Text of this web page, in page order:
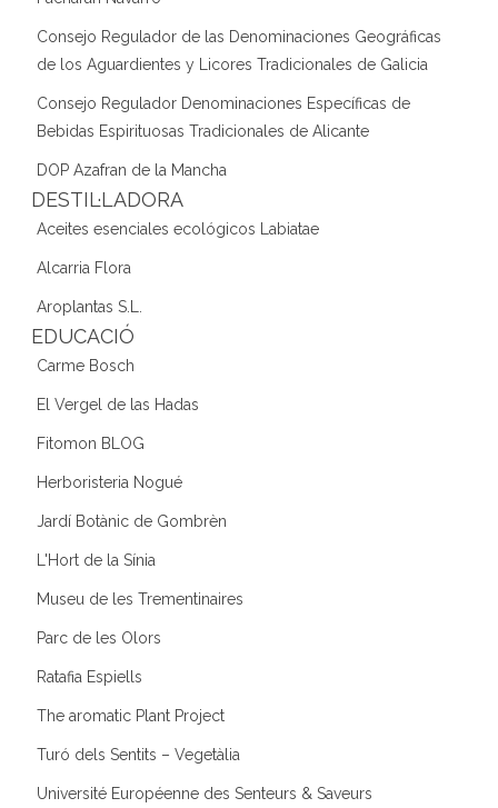
Consejo Regulador de las Denominaciones Geográficas
de los Aguardientes y Licores Tradicionales de Galicia
Consejo Regulador Denominaciones Específicas de
Bebidas Espirituosas Tradicionales de Alicante
DOP Azafran de la Mancha
DESTIL·LADORA
Aceites esenciales ecológicos Labiatae
Alcarria Flora
Aroplantas S.L.
EDUCACIÓ
Carme Bosch
El Vergel de las Hadas
Fitomon BLOG
Herboristeria Nogué
Jardí Botànic de Gombrèn
L'Hort de la Sínia
Museu de les Trementinaires
Parc de les Olors
Ratafia Espiells
The aromatic Plant Project
Turó dels Sentits – Vegetàlia
Université Européenne des Senteurs & Saveurs